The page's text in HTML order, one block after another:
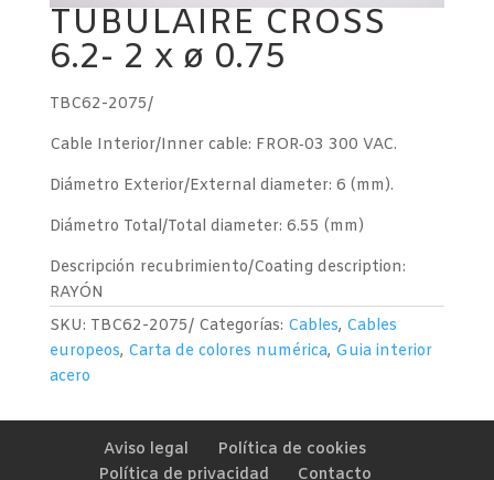
TUBULAIRE CROSS
6.2- 2 x ø 0.75
TBC62-2075/
Cable Interior/Inner cable: FROR‐03 300 VAC.
Diámetro Exterior/External diameter: 6 (mm).
Diámetro Total/Total diameter: 6.55 (mm)
Descripción recubrimiento/Coating description:
RAYÓN
SKU: TBC62-2075/ Categorías: Cables, Cables
europeos, Carta de colores numérica, Guia interior
acero
Aviso legal
Política de cookies
Política de privacidad
Contacto